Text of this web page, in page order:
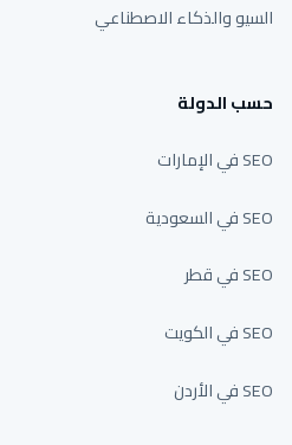
السيو والذكاء الاصطناعي
حسب الدولة
SEO في الإمارات
SEO في السعودية
SEO في قطر
SEO في الكويت
SEO في الأردن